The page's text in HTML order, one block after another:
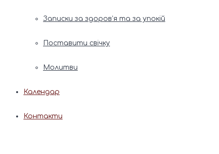
Записки за здоров’я та за упокій
Поставити свічку
Молитви
Календар
Контакти